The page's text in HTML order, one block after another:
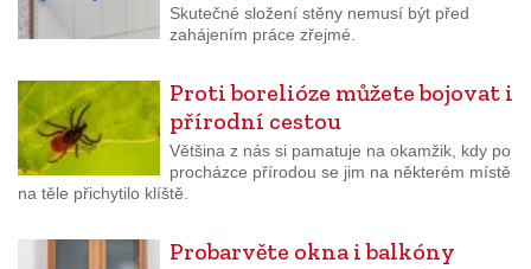
Skutečné složení stěny nemusí být před
zahájením práce zřejmé.
Proti borelióze můžete bojovat i
přírodní cestou
Většina z nás si pamatuje na okamžik, kdy po
procházce přírodou se jim na některém místě
na těle přichytilo klíště.
Probarvěte okna i balkóny